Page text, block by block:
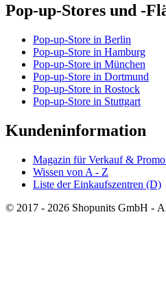
Pop-up-Stores und -
Pop-up-Store in Berlin
Pop-up-Store in Hamburg
Pop-up-Store in München
Pop-up-Store in Dortmund
Pop-up-Store in Rostock
Pop-up-Store in Stuttgart
Kundeninformation
Magazin für Verkauf &
Wissen von A - Z
Liste der Einkaufszentren (D)
© 2017 - 2026 Shopunits GmbH -